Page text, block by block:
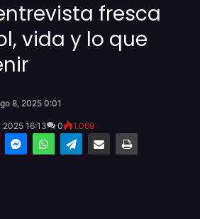
fresca
vida y lo que
8, 2025 0:01
16:13 0 1.069
MessengerWhatsAppTelegramCompartir por email Imprimir